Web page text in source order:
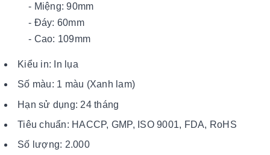
- Miệng: 90mm
- Đáy: 60mm
- Cao: 109mm
Kiểu in: In lụa
Số màu: 1 màu (Xanh lam)
Hạn sử dụng: 24 tháng
Tiêu chuẩn: HACCP, GMP, ISO 9001, FDA, RoHS
Số lượng: 2.000